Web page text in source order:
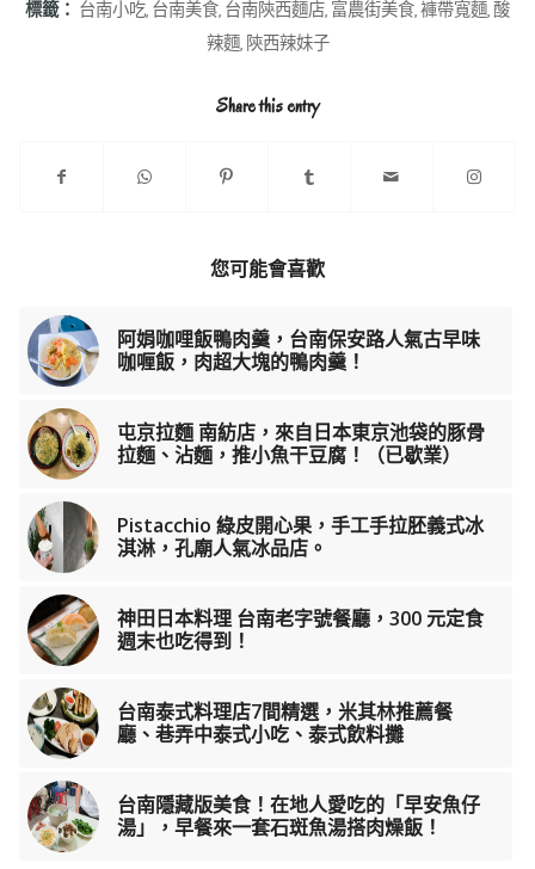
標籤： 台南小吃, 台南美食, 台南陝西麵店, 富農街美食,褲帶寬麵, 酸
辣麵, 陝西辣妹子
Share this entry
您可能會喜歡
阿娟咖哩飯鴨肉羹，台南保安路人氣古早味
咖喱飯，肉超大塊的鴨肉羹！
屯京拉麵 南紡店，來自日本東京池袋的豚骨
拉麵、沾麵，推小魚干豆腐！（已歇業）
Pistacchio 綠皮開心果，手工手拉胚義式冰
淇淋，孔廟人氣冰品店。
神田日本料理 台南老字號餐廳，300 元定食
週末也吃得到！
台南泰式料理店7間精選，米其林推薦餐
廳、巷弄中泰式小吃、泰式飲料攤
台南隱藏版美食！在地人愛吃的「早安魚仔
湯」，早餐來一套石斑魚湯搭肉燥飯！